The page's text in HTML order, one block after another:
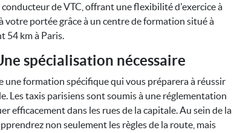
de VTC, offrant une flexibilité d'exercice à
portée grâce à un centre de formation situé à
54 km à Paris.
spécialisation nécessaire
une formation spécifique qui vous préparera à réussir
Les taxis parisiens sont soumis à une réglementation
efficacement dans les rues de la capitale. Au sein de la
non seulement les règles de la route, mais